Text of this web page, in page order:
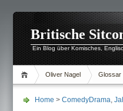
Britische
Ein Blog über Komisches,
Oliver Nagel Glossar
Home > ComedyDrama,